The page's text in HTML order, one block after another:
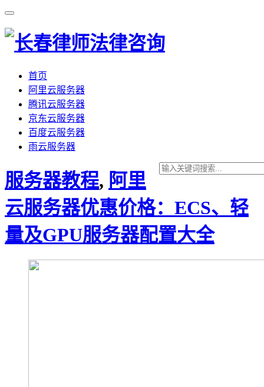
首页
阿里云服务器
腾讯云服务器
京东云服务器
百度云服务器
雨云服务器
服务器教程, 阿里
云服务器优惠价格：ECS、轻
量及GPU服务器配置大全